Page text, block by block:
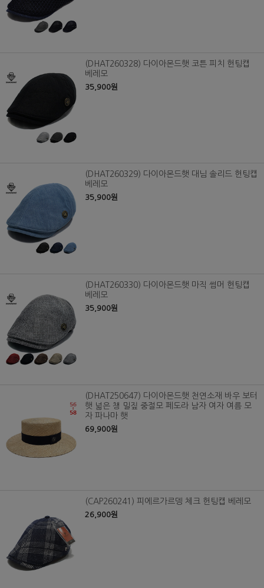
(DHAT260328) 다이아몬드햇 코튼 피치 헌팅캡
베레모
35,900원
(DHAT260329) 다이아몬드햇 대님 솔리드 헌팅캡
베레모
35,900원
(DHAT260330) 다이아몬드햇 마직 썸머 헌팅캡
베레모
35,900원
(DHAT250647) 다이아몬드햇 천연소재 바우 보터
햇 넓은 챙 밀짚 중절모 페도라 남자 여자 여름 모
자 파나마 햇
69,900원
(CAP260241) 피에르가르뎅 체크 헌팅캡 베레모
26,900원